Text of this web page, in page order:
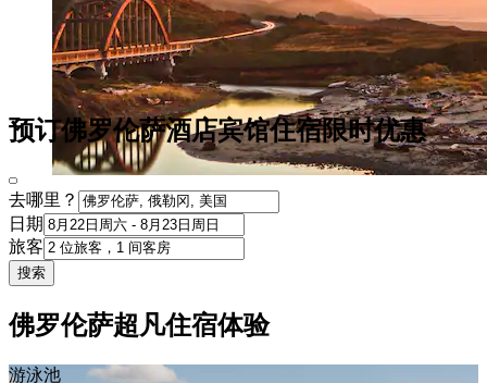
预订佛罗伦萨酒店宾馆住宿限时优惠
去哪里？
日期
旅客
搜索
佛罗伦萨超凡住宿体验
游泳池